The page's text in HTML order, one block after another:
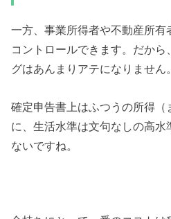
一方、事業所得者や不動産所有
コントロールできます。だか
グはあんまりアテになりません。
確定申告書上はふつうの所得（
に、生活水準は文句なしの高水
ないですね。